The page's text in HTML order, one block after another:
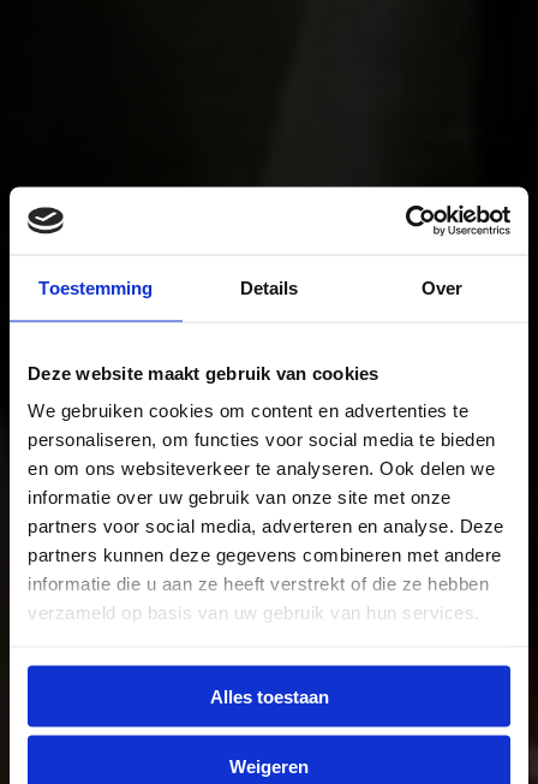
Toestemming Details Over
Deze website maakt gebruik van cookies
We gebruiken cookies om content en advertenties te
personaliseren, om functies voor social media te bieden
en om ons websiteverkeer te analyseren. Ook delen we
informatie over uw gebruik van onze site met onze
partners voor social media, adverteren en analyse. Deze
partners kunnen deze gegevens combineren met andere
informatie die u aan ze heeft verstrekt of die ze hebben
verzameld op basis van uw gebruik van hun services.
Alles toestaan
Weigeren